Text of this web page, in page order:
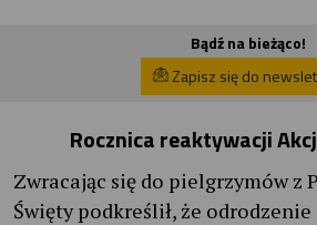
Bądź na bieżąco!
Zapisz się do
Rocznica reaktywacji
Zwracając się do pielgrzymów z
Święty podkreślił, że